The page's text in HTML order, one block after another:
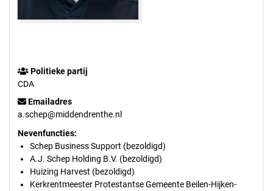
Politieke partij
CDA
Emailadres
a.schep@middendrenthe.nl
Nevenfuncties:
Schep Business Support (bezoldigd)
A.J. Schep Holding B.V. (bezoldigd)
Huizing Harvest (bezoldigd)
Kerkrentmeester Protestantse Gemeente Beilen-Hijken-